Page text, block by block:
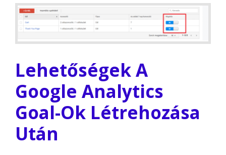
Lehetőségek A
Google Analytics
Goal-Ok Létrehozása
Után